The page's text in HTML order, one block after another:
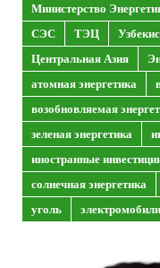
Министерство
СЭС
ТЭЦ
Центральная Азия
атомная энергетика
возобновляемая
зеленая энергетика
иностранные
солнечная энергетика
уголь
электромобили